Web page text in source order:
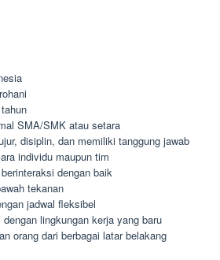
SMA/SMK atau setara
disiplin, dan memiliki tanggung jawab
individu maupun tim
dengan baik
tekanan
jadwal fleksibel
lingkungan kerja yang baru
orang dari berbagai latar belakang